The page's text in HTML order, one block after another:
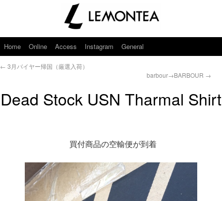
Home Online Access Instagram General
← 3月バイヤー帰国（厳選入荷）
barbour→BARBOUR →
Dead Stock USN Tharmal Shirt
買付商品の空輸便が到着